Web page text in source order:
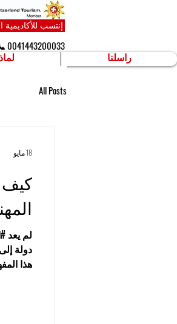
إنتسب للأكاديمية
0041443200033
راسلنا
All Posts
كيف
لم يعد
دولة
هذا
18 مايو